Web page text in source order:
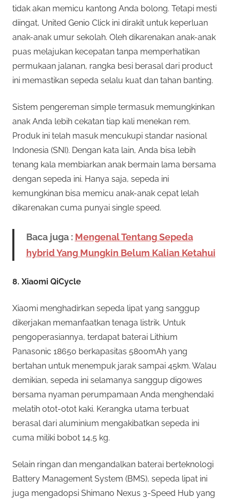
tidak akan memicu kantong Anda bolong. Tetapi mesti
diingat, United Genio Click ini dirakit untuk keperluan
anak-anak umur sekolah. Oleh dikarenakan anak-anak
puas melajukan kecepatan tanpa memperhatikan
permukaan jalanan, rangka besi berasal dari product
ini memastikan sepeda selalu kuat dan tahan banting.
Sistem pengereman simple termasuk memungkinkan
anak Anda lebih cekatan tiap kali menekan rem.
Produk ini telah masuk mencukupi standar nasional
Indonesia (SNI). Dengan kata lain, Anda bisa lebih
tenang kala membiarkan anak bermain lama bersama
dengan sepeda ini. Hanya saja, sepeda ini
kemungkinan bisa memicu anak-anak cepat lelah
dikarenakan cuma punyai single speed.
Baca juga : Mengenal Tentang Sepeda
hybrid Yang Mungkin Belum Kalian Ketahui
8. Xiaomi QiCycle
Xiaomi menghadirkan sepeda lipat yang sanggup
dikerjakan memanfaatkan tenaga listrik. Untuk
pengoperasiannya, terdapat baterai Lithium
Panasonic 18650 berkapasitas 5800mAh yang
bertahan untuk menempuk jarak sampai 45km. Walau
demikian, sepeda ini selamanya sanggup digowes
bersama nyaman perumpamaan Anda menghendaki
melatih otot-otot kaki. Kerangka utama terbuat
berasal dari aluminium mengakibatkan sepeda ini
cuma miliki bobot 14,5 kg.
Selain ringan dan mengandalkan baterai berteknologi
Battery Management System (BMS), sepeda lipat ini
juga mengadopsi Shimano Nexus 3-Speed Hub yang